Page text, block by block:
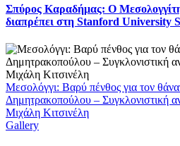
Σπύρος Καραδήμας: Ο
διαπρέπει στη Stanford University
Μεσολόγγι: Βαρύ πένθος για τον
Δημητρακοπούλου – Συγκλονιστική
Μιχάλη Κιτσινέλη
Gallery